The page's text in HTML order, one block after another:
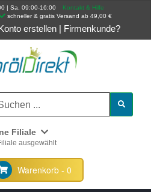
| Sa. 09:00-16:00
Kontakt & Hilfe
schneller & gratis Versand ab 49,00 €
erstellen| Firmenkunde?
Filiale
ausgewählt
Warenkorb - 0